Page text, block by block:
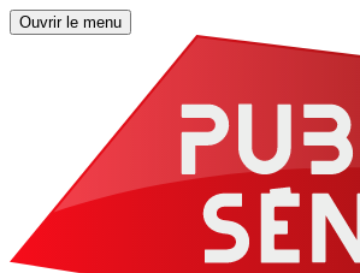
Ouvrir le menu